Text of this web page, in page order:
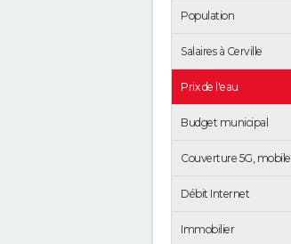
Population
Salaires à Cerville
Prix de l'eau
Budget municipal
Couverture 5G, mobile
Débit Internet
Immobilier